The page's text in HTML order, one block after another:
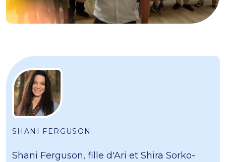
SHANI FERGUSON
Shani Ferguson, fille d'Ari et Shira Sorko-